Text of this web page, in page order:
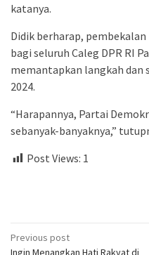
katanya.
Didik berharap,
bagi seluruh Caleg DPR RI
memantapkan langkah
2024.
“Harapannya, Partai
sebanyak-banyaknya,”
Post Views: 1
Post
Previous post
Ingin Menangkan Hati Rakyat di